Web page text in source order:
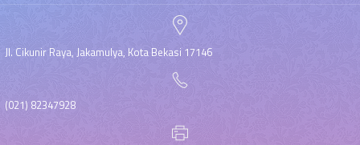
Jl. Cikunir Raya, Jakamulya, Kota Bekasi 17146
(021) 82347928